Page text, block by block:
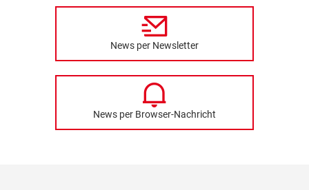
News per Newsletter
News per Browser-Nachricht